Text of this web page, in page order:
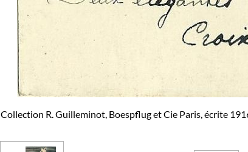
Collection R. Guilleminot, Boespflug et Cie Paris, écrite